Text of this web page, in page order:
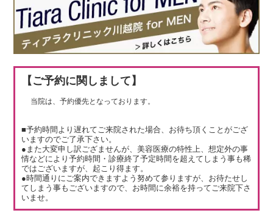
【ご予約に関しまして】
当院は、予約優先となっております。
■予約時間より遅れてご来院された場合、お待ち頂くことがござ
いますのでご了承下さい。
●また大変申し訳ござませんが、美容医療の特性上、想定外の事
情などにより予約時間・診療終了予定時間を超えてしまう事も稀
ではございますが、起こり得ます。
●時間通りにご案内できますよう努めて参りますが、お待たせし
てしまう事もございますので、お時間に余裕を持ってご来院下さ
いませ。